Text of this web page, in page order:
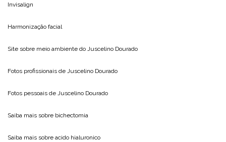
Invisalign
Harmonização facial
Site sobre meio ambiente do Juscelino Dourado
Fotos profissionais de Juscelino Dourado
Fotos pessoais de Juscelino Dourado
Saiba mais sobre bichectomia
Saiba mais sobre acido hialuronico